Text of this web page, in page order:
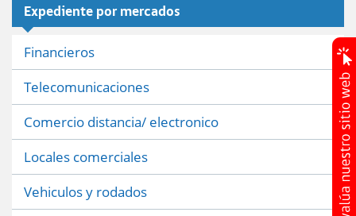
Expediente por mercados
Financieros
Telecomunicaciones
Comercio distancia/ electronico
Locales comerciales
Vehiculos y rodados